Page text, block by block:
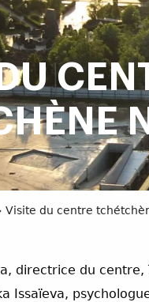
Visite du centre
directrice du centre,
Issaïeva,